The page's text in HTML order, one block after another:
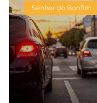
Senhor do Bonfim